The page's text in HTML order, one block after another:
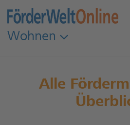
Wohnen
Alle